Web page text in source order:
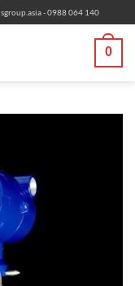
- 0988 064 140
0